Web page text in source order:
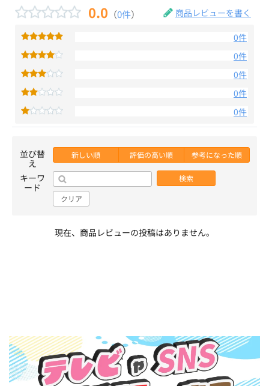
0.0 （0件） 商品レビューを書く
0件
0件
0件
0件
0件
並び替
え
新しい順 評価の高い順 参考になった順
キーワ
ード
検索
クリア
現在、商品レビューの投稿はありません。